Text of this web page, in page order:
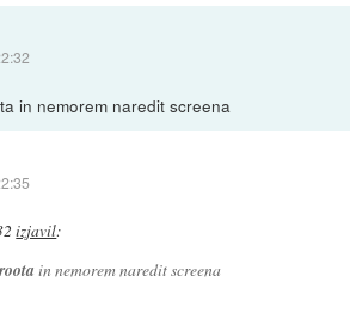
in nemorem naredit screena
izjavil:
in nemorem naredit screena